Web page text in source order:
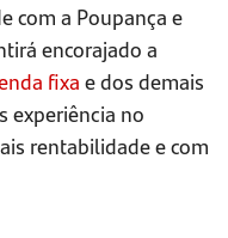
com a Poupança e
encorajado a
fixae dos demais
experiência no
rentabilidade e com